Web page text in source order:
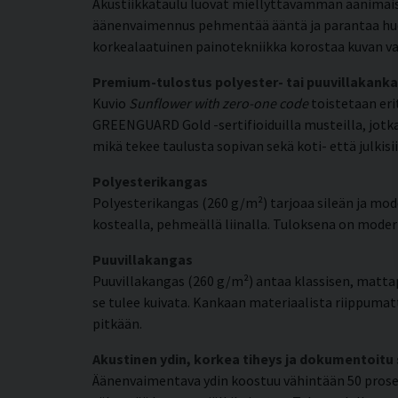
äänenvaimennus pehmentää ääntä ja parantaa
korkealaatuinen painotekniikka korostaa kuvan
Premium-tulostus polyester- tai
Kuvio Sunflower with zero-one code toistetaan
GREENGUARD Gold -sertifioiduilla musteilla,
mikä tekee taulusta sopivan sekä koti- että
Polyesterikangas
Polyesterikangas (260 g/m²) tarjoaa sileän ja
kostealla, pehmeällä liinalla. Tuloksena on
Puuvillakangas
Puuvillakangas (260 g/m²) antaa klassisen,
se tulee kuivata. Kankaan materiaalista
pitkään.
Akustinen ydin, korkea tiheys ja
Äänenvaimentava ydin koostuu vähintään 50